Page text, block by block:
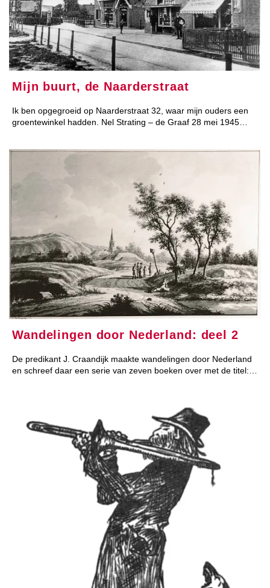
Mijn buurt, de Naarderstraat
Ik ben opgegroeid op Naarderstraat 32, waar mijn ouders een
groentewinkel hadden. Nel Strating – de Graaf 28 mei 1945…
Wandelingen door Nederland: deel 2
De predikant J. Craandijk maakte wandelingen door Nederland
en schreef daar een serie van zeven boeken over met de titel:…